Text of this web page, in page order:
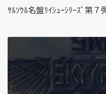
ｻﾙｿｳﾙ名盤ﾘｲｼｭｰｼﾘｰｽﾞ第